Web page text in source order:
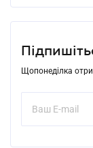
Щопонеділка